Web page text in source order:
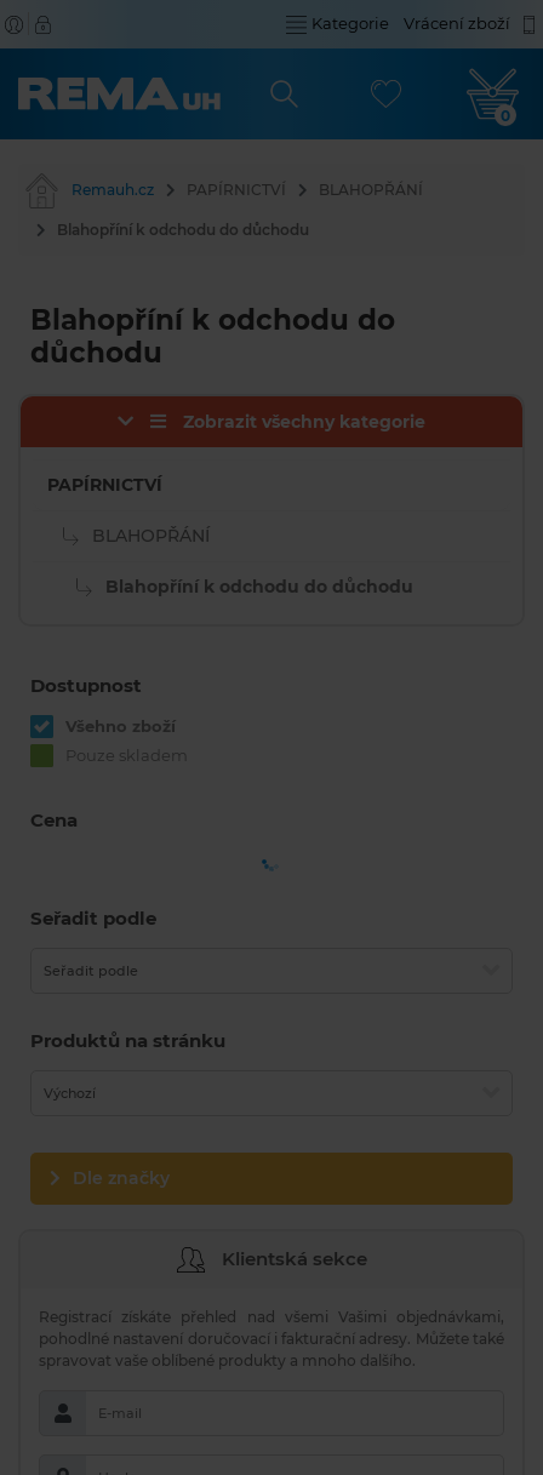
Kategorie Vrácení zboží
0
Remauh.cz PAPÍRNICTVÍ BLAHOPŘÁNÍ
Blahopříní k odchodu do důchodu
Blahopříní k odchodu do
důchodu
Zobrazit všechny kategorie
PAPÍRNICTVÍ
BLAHOPŘÁNÍ
Blahopříní k odchodu do důchodu
Dostupnost
Všehno zboží
Pouze skladem
Cena
Seřadit podle
Seřadit podle
Produktů na stránku
Výchozí
Dle značky
Klientská sekce
Registrací získáte přehled nad všemi Vašimi objednávkami,
pohodlné nastavení doručovací i fakturační adresy. Můžete také
spravovat vaše oblíbené produkty a mnoho dalšího.
E-mail